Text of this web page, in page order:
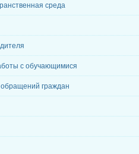
среда
с обучающимися
граждан